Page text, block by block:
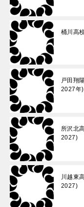
桶川高
戸田翔
2027年)
所沢北
2027)
川越東
2027)